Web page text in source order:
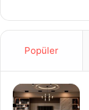
Popüler